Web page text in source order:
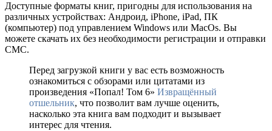
Доступные форматы книг, пригодны для использования на
различных устройствах: Андроид, iPhone, iPad, ПК
(компьютер) под управлением Windows или MacOs. Вы
можете скачать их без необходимости регистрации и отправки
СМС.
Перед загрузкой книги у вас есть возможность
ознакомиться с обзорами или цитатами из
произведения «Попал! Том 6» Извращённый
отшельник, что позволит вам лучше оценить,
насколько эта книга вам подходит и вызывает
интерес для чтения.